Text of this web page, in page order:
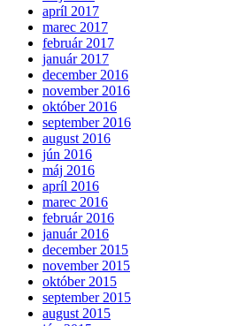
apríl 2017
marec 2017
február 2017
január 2017
december 2016
november 2016
október 2016
september 2016
august 2016
jún 2016
máj 2016
apríl 2016
marec 2016
február 2016
január 2016
december 2015
november 2015
október 2015
september 2015
august 2015